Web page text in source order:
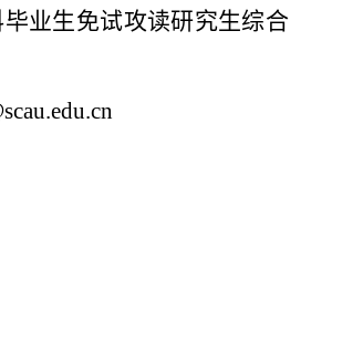
业生免试攻读研究生综合